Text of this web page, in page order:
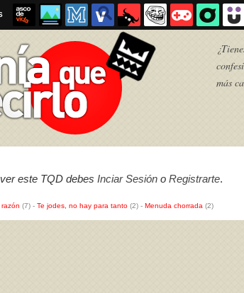
más
este TQD debes Inciar Sesión o Registrarte.
(7) - Te jodes, no hay para tanto (2) - Menuda chorrada (2)